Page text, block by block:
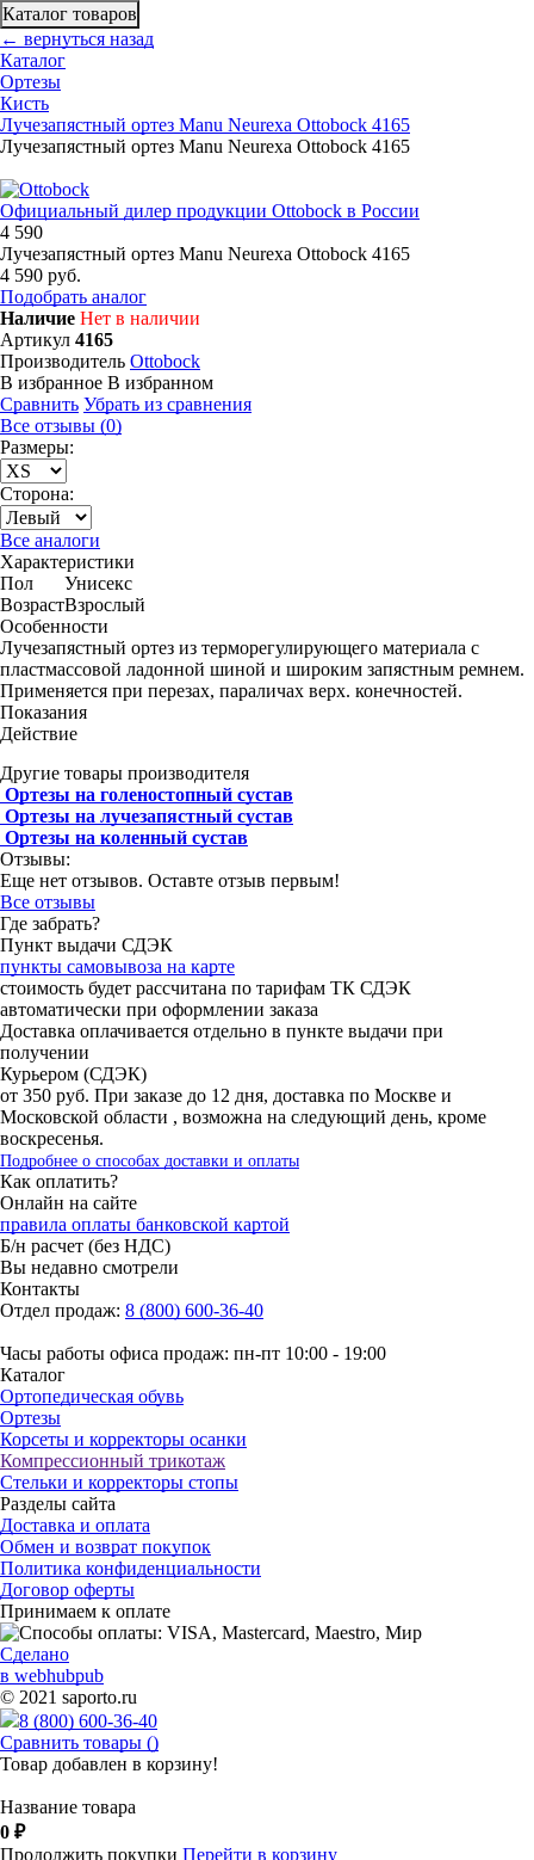
Каталог товаров
← вернуться назад
Каталог
Ортезы
Кисть
Лучезапястный ортез Manu Neurexa Ottobock 4165
Лучезапястный ортез Manu Neurexa Ottobock 4165
Официальный дилер продукции Ottobock в России
4 590
Лучезапястный ортез Manu Neurexa Ottobock 4165
4 590 руб.
Подобрать аналог
Наличие Нет в наличии
Артикул 4165
Производитель Ottobock
В избранное В избранном
Сравнить Убрать из сравнения
Все отзывы (0)
Размеры:
Сторона:
Все аналоги
Характеристики
Пол
Унисекс
ВозрастВзрослый
Особенности
Лучезапястный ортез из терморегулирующего материала с
пластмассовой ладонной шиной и широким запястным ремнем.
Применяется при перезах, параличах верх. конечностей.
Показания
Действие
Другие товары производителя
Ортезы на голеностопный сустав
Ортезы на лучезапястный сустав
Ортезы на коленный сустав
Отзывы:
Еще нет отзывов. Оставте отзыв первым!
Все отзывы
Где забрать?
Пункт выдачи СДЭК
пункты самовывоза на карте
стоимость будет рассчитана по тарифам ТК СДЭК
автоматически при оформлении заказа
Доставка оплачивается отдельно в пункте выдачи при
получении
Курьером (СДЭК)
от 350 руб. При заказе до 12 дня, доставка по Москве и
Московской области , возможна на следующий день, кроме
воскресенья.
Подробнее о способах доставки и оплаты
Как оплатить?
Онлайн на сайте
правила оплаты банковской картой
Б/н расчет (без НДС)
Вы недавно смотрели
Контакты
Отдел продаж: 8 (800) 600-36-40
Часы работы офиса продаж: пн-пт 10:00 - 19:00
Каталог
Ортопедическая обувь
Ортезы
Корсеты и корректоры осанки
Компрессионный трикотаж
Стельки и корректоры стопы
Разделы сайта
Доставка и оплата
Обмен и возврат покупок
Политика конфиденциальности
Договор оферты
Принимаем к оплате
Сделано
в webhubpub
© 2021 saporto.ru
8 (800) 600-36-40
Сравнить товары ()
Товар добавлен в корзину!
Название товара
0 ₽
Продолжить покупки Перейти в корзину